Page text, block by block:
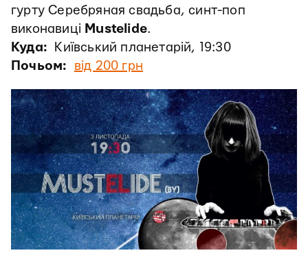
гурту Серебряная свадьба, синт-поп
виконавиці Mustelide.
Куда:
Київський планетарій, 19:30
Почьом:
від 200 грн